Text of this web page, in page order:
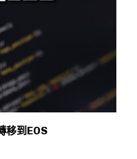
移到EOS